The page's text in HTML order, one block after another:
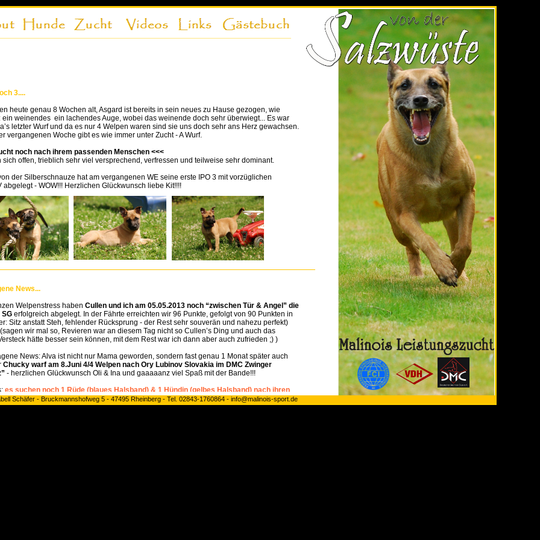
Schäfer - Bruckmannshofweg 5 - 47495 Rheinberg - Tel. 02843-1760864 - info@malinois-sport.de